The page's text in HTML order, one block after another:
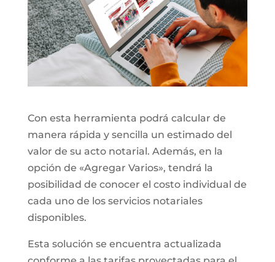
Con esta herramienta podrá calcular de
manera rápida y sencilla un estimado del
valor de su acto notarial. Además, en la
opción de «Agregar Varios», tendrá la
posibilidad de conocer el costo individual de
cada uno de los servicios notariales
disponibles.
Esta solución se encuentra actualizada